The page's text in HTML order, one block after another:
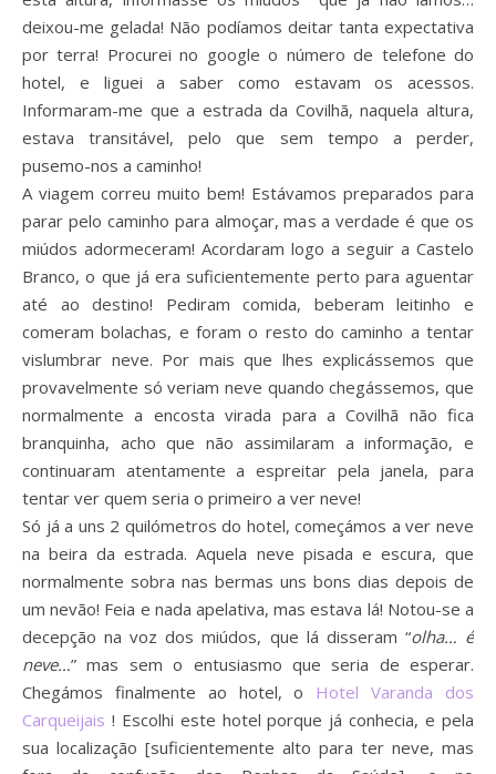
deixou-me gelada! Não podíamos deitar tanta expectativa
por terra! Procurei no google o número de telefone do
hotel, e liguei a saber como estavam os acessos.
Informaram-me que a estrada da Covilhã, naquela altura,
estava transitável, pelo que sem tempo a perder,
pusemo-nos a caminho!
A viagem correu muito bem! Estávamos preparados para
parar pelo caminho para almoçar, mas a verdade é que os
miúdos adormeceram! Acordaram logo a seguir a Castelo
Branco, o que já era suficientemente perto para aguentar
até ao destino! Pediram comida, beberam leitinho e
comeram bolachas, e foram o resto do caminho a tentar
vislumbrar neve. Por mais que lhes explicássemos que
provavelmente só veriam neve quando chegássemos, que
normalmente a encosta virada para a Covilhã não fica
branquinha, acho que não assimilaram a informação, e
continuaram atentamente a espreitar pela janela, para
tentar ver quem seria o primeiro a ver neve!
Só já a uns 2 quilómetros do hotel, começámos a ver neve
na beira da estrada. Aquela neve pisada e escura, que
normalmente sobra nas bermas uns bons dias depois de
um nevão! Feia e nada apelativa, mas estava lá! Notou-se a
decepção na voz dos miúdos, que lá disseram “olha… é
neve…” mas sem o entusiasmo que seria de esperar.
Chegámos finalmente ao hotel, o Hotel Varanda dos
Carqueijais ! Escolhi este hotel porque já conhecia, e pela
sua localização [suficientemente alto para ter neve, mas